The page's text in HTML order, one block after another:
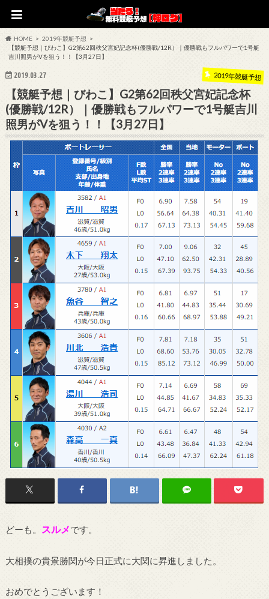
HOME
2019年競艇予想
【競艇予想｜びわこ】G2第62回秩父宮妃記念杯(優勝戦/12R）｜優勝戦もフルパワーで1号艇
吉川照男がVを狙う！！【3月27日】
2019.03.27 2019年競艇予想
【競艇予想｜びわこ】G2第62回秩父宮妃記念杯
(優勝戦/12R）｜優勝戦もフルパワーで1号艇吉川
照男がVを狙う！！【3月27日】
どーも。 スルメです。
大相撲の貴景勝関が今日正式に大関に昇進しました。
おめでとうございます！